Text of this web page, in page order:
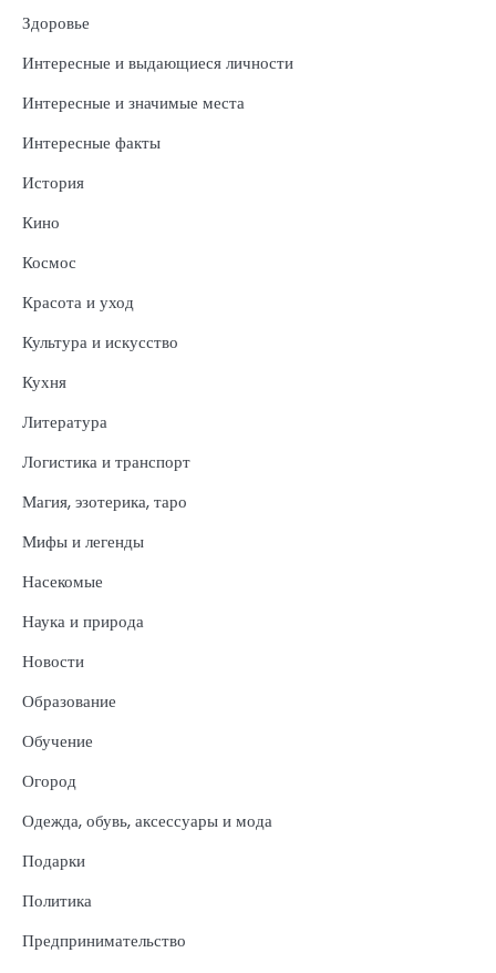
Здоровье
Интересные и выдающиеся личности
Интересные и значимые места
Интересные факты
История
Кино
Космос
Красота и уход
Культура и искусство
Кухня
Литература
Логистика и транспорт
Магия, эзотерика, таро
Мифы и легенды
Насекомые
Наука и природа
Новости
Образование
Обучение
Огород
Одежда, обувь, аксессуары и мода
Подарки
Политика
Предпринимательство